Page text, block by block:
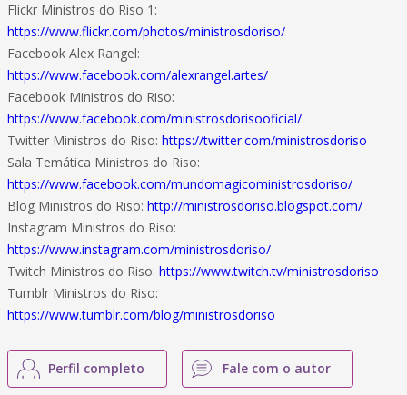
Flickr Ministros do Riso 1:
https://www.flickr.com/photos/ministrosdoriso/
Facebook Alex Rangel:
https://www.facebook.com/alexrangel.artes/
Facebook Ministros do Riso:
https://www.facebook.com/ministrosdorisooficial/
Twitter Ministros do Riso: https://twitter.com/ministrosdoriso
Sala Temática Ministros do Riso:
https://www.facebook.com/mundomagicoministrosdoriso/
Blog Ministros do Riso: http://ministrosdoriso.blogspot.com/
Instagram Ministros do Riso:
https://www.instagram.com/ministrosdoriso/
Twitch Ministros do Riso: https://www.twitch.tv/ministrosdoriso
Tumblr Ministros do Riso:
https://www.tumblr.com/blog/ministrosdoriso
Perfil completo Fale com o autor